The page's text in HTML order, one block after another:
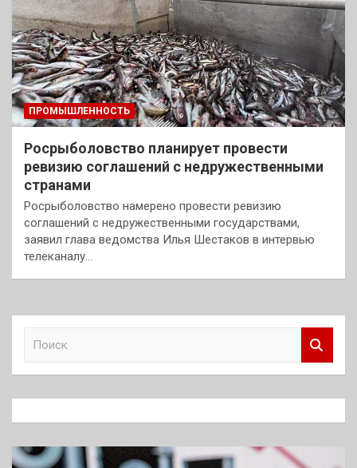
ПРОМЫШЛЕННОСТЬ
Росрыболовство планирует провести
ревизию соглашений с недружественными
странами
Росрыболовство намерено провести ревизию
соглашений с недружественными государствами,
заявил глава ведомства Илья Шестаков в интервью
телеканалу…
к